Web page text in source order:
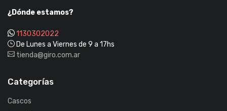
¿Dónde estamos?
1130302022
De Lunes a Viernes de 9 a 17hs
tienda@giro.com.ar
Categorías
Cascos